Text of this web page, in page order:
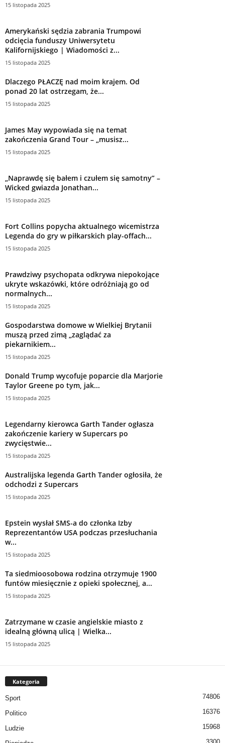
15 listopada 2025
Amerykański sędzia zabrania Trumpowi
odcięcia funduszy Uniwersytetu
Kalifornijskiego | Wiadomości z...
15 listopada 2025
Dlaczego PŁACZĘ nad moim krajem. Od
ponad 20 lat ostrzegam, że...
15 listopada 2025
James May wypowiada się na temat
zakończenia Grand Tour – „musisz...
15 listopada 2025
„Naprawdę się bałem i czułem się samotny” –
Wicked gwiazda Jonathan...
15 listopada 2025
Fort Collins popycha aktualnego wicemistrza
Legenda do gry w piłkarskich play-offach...
15 listopada 2025
Prawdziwy psychopata odkrywa niepokojące
ukryte wskazówki, które odróżniają go od
normalnych...
15 listopada 2025
Gospodarstwa domowe w Wielkiej Brytanii
muszą przed zimą „zaglądać za
piekarnikiem...
15 listopada 2025
Donald Trump wycofuje poparcie dla Marjorie
Taylor Greene po tym, jak...
15 listopada 2025
Legendarny kierowca Garth Tander ogłasza
zakończenie kariery w Supercars po
zwycięstwie...
15 listopada 2025
Australijska legenda Garth Tander ogłosiła, że
​​odchodzi z Supercars
15 listopada 2025
Epstein wysłał SMS-a do członka Izby
Reprezentantów USA podczas przesłuchania
w...
15 listopada 2025
Ta siedmioosobowa rodzina otrzymuje 1900
funtów miesięcznie z opieki społecznej, a...
15 listopada 2025
Zatrzymane w czasie angielskie miasto z
idealną główną ulicą | Wielka...
15 listopada 2025
Kategoria
Sport 74806
Politico 16376
Ludzie 15968